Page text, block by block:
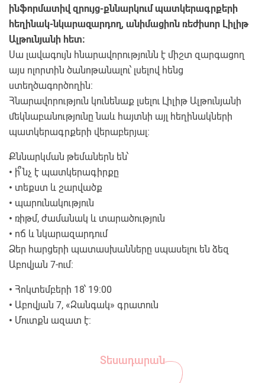
ինֆորմատիվ զրույց-քննարկում պատկերագրքերի
հեղինակ-նկարազարդող, անիմացիոն ռեժիսոր Լիլիթ
Ալթունյանի հետ։
Սա լավագույն հնարավորությունն է միշտ զարգացող
այս ոլորտին ծանոթանալու՝ լսելով հենց
ստեղծագործողին։
Հնարավորություն կունենաք լսելու Լիլիթ Ալթունյանի
մեկնաբանությունը նաև հայտնի այլ հեղինակների
պատկերագրքերի վերաբերյալ։
Քննարկման թեմաներն են՝
• ի՞նչ է պատկերագիրքը
• տեքստ և շարվածք
• պարունակություն
• ռիթմ, ժամանակ և տարածություն
• ոճ և նկարազարդում
Ձեր հարցերի պատասխանները սպասելու են ձեզ
Աբովյան 7-ում։
• Հոկտեմբերի 18՝ 19:00
• Աբովյան 7, «Զանգակ» գրատուն
• Մուտքն ազատ է:
Տեսադարան